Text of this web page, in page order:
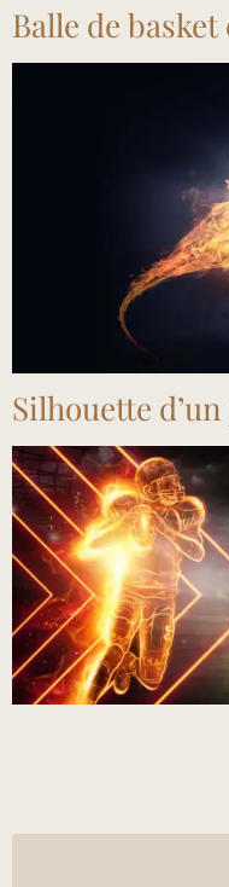
Balle de
Silhouette